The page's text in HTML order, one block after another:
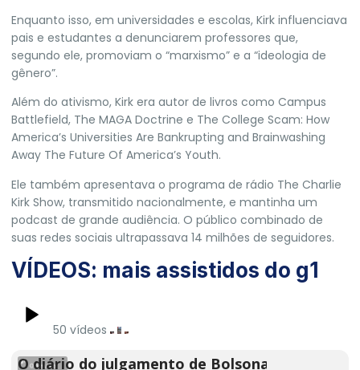
Enquanto isso, em universidades e escolas, Kirk influenciava
pais e estudantes a denunciarem professores que,
segundo ele, promoviam o “marxismo” e a “ideologia de
gênero”.
Além do ativismo, Kirk era autor de livros como Campus
Battlefield, The MAGA Doctrine e The College Scam: How
America’s Universities Are Bankrupting and Brainwashing
Away The Future Of America’s Youth.
Ele também apresentava o programa de rádio The Charlie
Kirk Show, transmitido nacionalmente, e mantinha um
podcast de grande audiência. O público combinado de
suas redes sociais ultrapassava 14 milhões de seguidores.
VÍDEOS: mais assistidos do g1
50 vídeos